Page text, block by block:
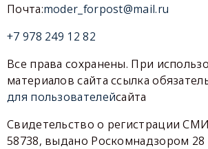
Почта:moder_forpost@mail.ru
+7 978 249 12 82
Все права сохранены. При
материалов сайта ссылка
для пользователейсайта
Свидетельство о регистрации
58738, выдано Роскомнадзором 28